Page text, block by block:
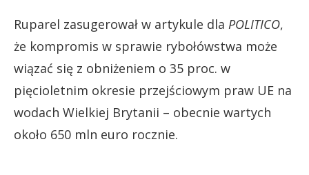
Ruparel zasugerował w artykule dla POLITICO,
że kompromis w sprawie rybołówstwa może
wiązać się z obniżeniem o 35 proc. w
pięcioletnim okresie przejściowym praw UE na
wodach Wielkiej Brytanii – obecnie wartych
około 650 mln euro rocznie.